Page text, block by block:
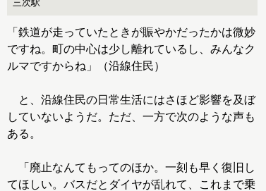
三次駅
「鉄道が走っていたときが賑やかだったかは微妙
ですね。町の中心は少し離れているし、みんなク
ルマですからね」（沿線住民）
と、沿線住民の日常生活にはさほど影響を及ぼ
していないようだ。ただ、一方で次のような声も
ある。
「廃止なんてもってのほか。一刻も早く復旧し
てほしい。バスだとダイヤが乱れて、これまで乗